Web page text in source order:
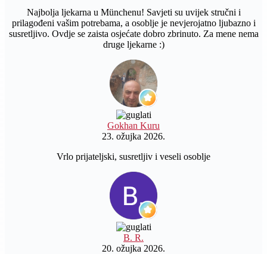
Najbolja ljekarna u Münchenu! Savjeti su uvijek stručni i
prilagođeni vašim potrebama, a osoblje je nevjerojatno ljubazno i
susretljivo. Ovdje se zaista osjećate dobro zbrinuto. Za mene nema
druge ljekarne :)
Gokhan Kuru
23. ožujka 2026.
Vrlo prijateljski, susretljiv i veseli osoblje
B. R.
20. ožujka 2026.